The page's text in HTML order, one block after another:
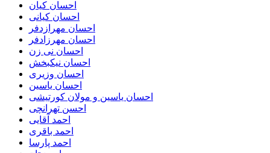
احسان کیان
احسان کیانی
احسان مهرازدفر
احسان مهرزادفر
احسان نی زن
احسان نیکبخش
احسان وزیری
احسان یاسین
احسان یاسین و مولان کورتیشی
احسن تهرانچی
احمد آقایی
احمد باقری
احمد پارسا